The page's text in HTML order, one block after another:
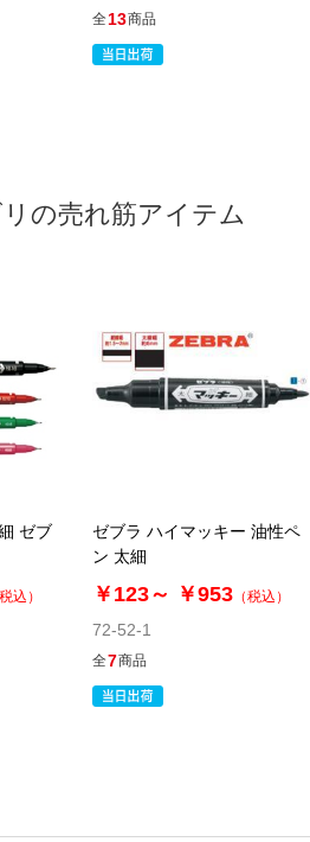
全13商品
の売れ筋アイテム
ゼブ
税込）
ゼブラ ハイマッキー 油性ペ
ン 太細
￥123～ ￥953 （税込）
72-52-1
全7商品